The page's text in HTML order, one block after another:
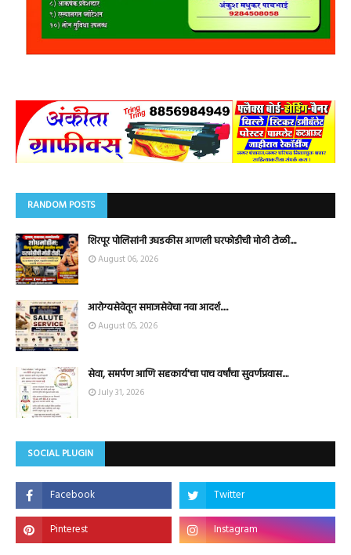
RANDOM POSTS
शिरपूर पोलिसांनी उघडकीस आणली घरफोडीची मोठी टोळी....
August 06, 2026
आरोग्यसेवेतून समाजसेवेचा नवा आदर्श.....
August 05, 2026
सेवा, समर्पण आणि सहकार्य'चा पाच वर्षांचा सुवर्णप्रवास....
July 31, 2026
SOCIAL PLUGIN